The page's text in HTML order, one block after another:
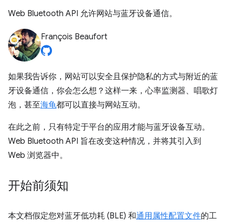
Web Bluetooth API 允许网站与蓝牙设备通信。
François Beaufort
如果我告诉你，网站可以安全且保护隐私的方式与附近的蓝
牙设备通信，你会怎么想？这样一来，心率监测器、唱歌灯
泡，甚至海龟都可以直接与网站互动。
在此之前，只有特定于平台的应用才能与蓝牙设备互动。
Web Bluetooth API 旨在改变这种情况，并将其引入到
Web 浏览器中。
开始前须知
本文档假定您对蓝牙低功耗 (BLE) 和通用属性配置文件的工